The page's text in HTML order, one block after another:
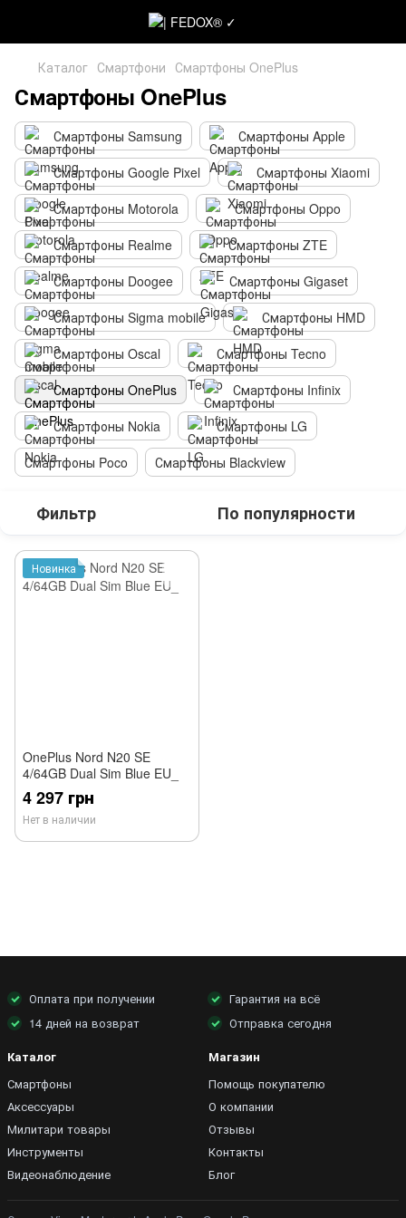
Каталог Смартфони Смартфоны OnePlus
Смартфоны OnePlus
Смартфоны Samsung
Смартфоны Apple
Смартфоны Google Pixel
Смартфоны Xiaomi
Смартфоны Motorola
Смартфоны Oppo
Смартфоны Realme
Смартфоны ZTE
Смартфоны Doogee
Смартфоны Gigaset
Смартфоны Sigma mobile
Смартфоны HMD
Смартфоны Oscal
Смартфоны Tecno
Смартфоны OnePlus
Смартфоны Infinix
Смартфоны Nokia
Смартфоны LG
Смартфоны Poco
Смартфоны Blackview
Фильтр По популярности
Новинка
OnePlus Nord N20 SE
4/64GB Dual Sim Blue EU_
4 297 грн
Нет в наличии
Оплата при получении
Гарантия на всё
14 дней на возврат
Отправка сегодня
Каталог
Смартфоны
Аксессуары
Милитари товары
Инструменты
Видеонаблюдение
Магазин
Помощь покупателю
О компании
Отзывы
Контакты
Блог